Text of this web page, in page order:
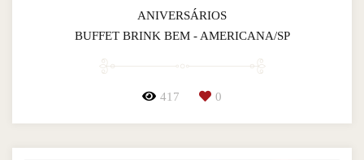
ANIVERSÁRIOS
BUFFET BRINK BEM - AMERICANA/SP
417 0